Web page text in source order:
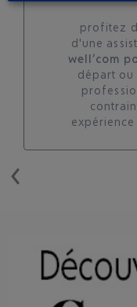
profitez
d'une
well’com
départ ou